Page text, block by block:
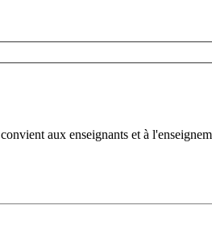
aux enseignants et à